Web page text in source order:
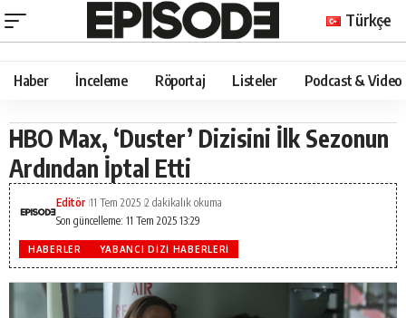
Türkçe
Haber İnceleme Röportaj Listeler Podcast & Video
HBO Max, ‘Duster’ Dizisini İlk Sezonun
Ardından İptal Etti
Son güncelleme: 11 Tem 2025 13:29
Editör 11 Tem 2025 2 dakikalık okuma
HABERLER YABANCI DIZI HABERLERI